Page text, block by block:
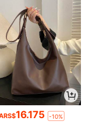
16.175 -10%